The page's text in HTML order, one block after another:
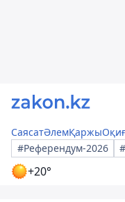
СаясатӘлемҚаржы
#Референдум-2026
+20°